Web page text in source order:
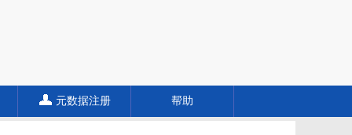
元数据注册 帮助